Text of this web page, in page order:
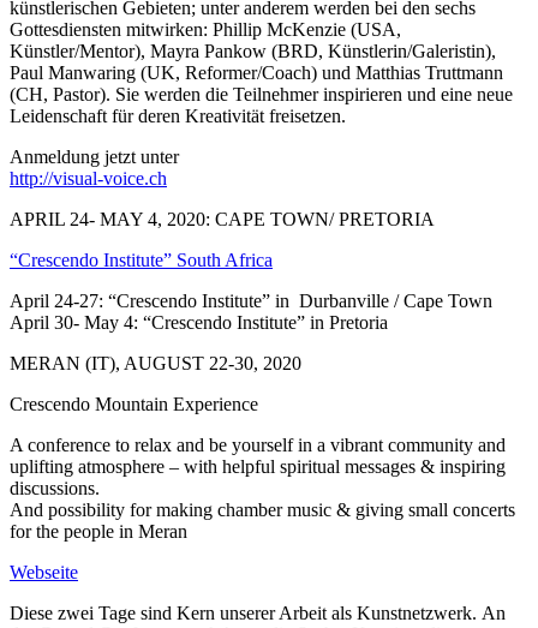
künstlerischen Gebieten; unter anderem werden bei den sechs
Gottesdiensten mitwirken: Phillip McKenzie (USA,
Künstler/Mentor), Mayra Pankow (BRD, Künstlerin/Galeristin),
Paul Manwaring (UK, Reformer/Coach) und Matthias Truttmann
(CH, Pastor). Sie werden die Teilnehmer inspirieren und eine neue
Leidenschaft für deren Kreativität freisetzen.
Anmeldung jetzt unter
http://visual-voice.ch
APRIL 24- MAY 4, 2020: CAPE TOWN/ PRETORIA
“Crescendo Institute” South Africa
April 24-27: “Crescendo Institute” in Durbanville / Cape Town
April 30- May 4: “Crescendo Institute” in Pretoria
MERAN (IT), AUGUST 22-30, 2020
Crescendo Mountain Experience
A conference to relax and be yourself in a vibrant community and
uplifting atmosphere – with helpful spiritual messages & inspiring
discussions.
And possibility for making chamber music & giving small concerts
for the people in Meran
Webseite
Diese zwei Tage sind Kern unserer Arbeit als Kunstnetzwerk. An